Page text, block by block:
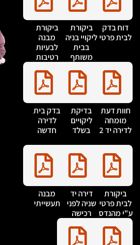
דוח בדק
פרטי
ביקורת
ליקויי בניה
בבית
משותף
ביקורת
מבנה
לבעיות
רטיבות
חוות דעת
מומחה
יד 2
בדיקת
ליקויים
בשלד
בדק בית
לדירה
חדשה
ביקורת
פרטי
מהנדס
דירה יד
שניה לפני
רכישה
מבנה
תעשייתי